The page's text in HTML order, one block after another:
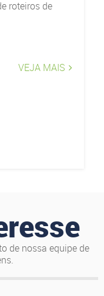
roteiros de
VEJA MAIS
de nossa equipe de